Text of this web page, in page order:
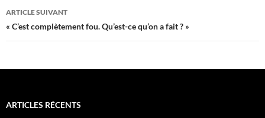
articles
ARTICLE SUIVANT
« C’est complètement fou. Qu’est-ce qu’on a fait ? »
ARTICLES RÉCENTS